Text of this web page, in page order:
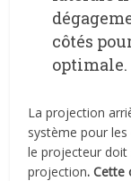
côtés
optimale.
La projection
système pour
le projecteur doit
projection. Cette